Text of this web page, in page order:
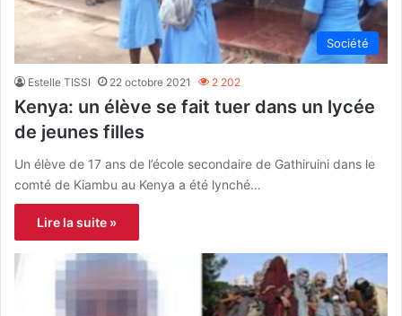
Société
Estelle TISSI 22 octobre 2021 2 202
Kenya: un élève se fait tuer dans un lycée
de jeunes filles
Un élève de 17 ans de l’école secondaire de Gathiruini dans le
comté de Kiambu au Kenya a été lynché…
Lire la suite »